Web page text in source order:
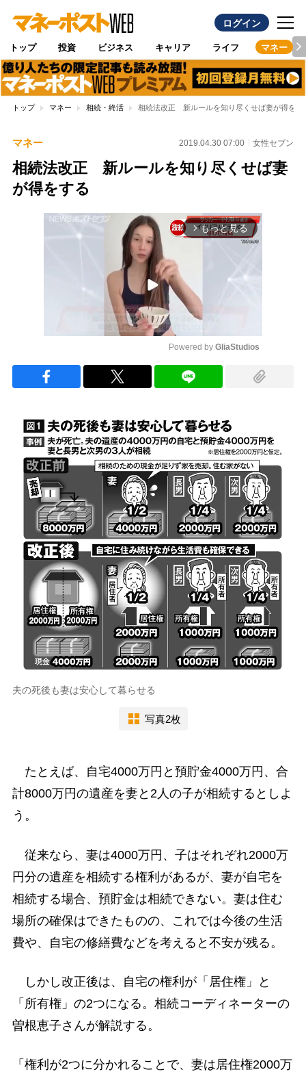
ログイン
トップ 投資 ビジネス キャリア ライフ マネー
トップ マネー 相続・終活 相続法改正 新ルールを知り尽くせば妻が得をす
マネー 2019.04.30 07:00 女性セブン
相続法改正 新ルールを知り尽くせば妻
が得をする
arrow_forward_ios もっと見る
Powered by GliaStudios
夫の死後も妻は安心して暮らせる
写真2枚
たとえば、自宅4000万円と預貯金4000万円、合
計8000万円の遺産を妻と2人の子が相続するとしよ
う。
従来なら、妻は4000万円、子はそれぞれ2000万
円分の遺産を相続する権利があるが、妻が自宅を
相続する場合、預貯金は相続できない。妻は住む
場所の確保はできたものの、これでは今後の生活
費や、自宅の修繕費などを考えると不安が残る。
しかし改正後は、自宅の権利が「居住権」と
「所有権」の2つになる。相続コーディネーターの
曽根恵子さんが解説する。
「権利が2つに分かれることで、妻は居住権2000万